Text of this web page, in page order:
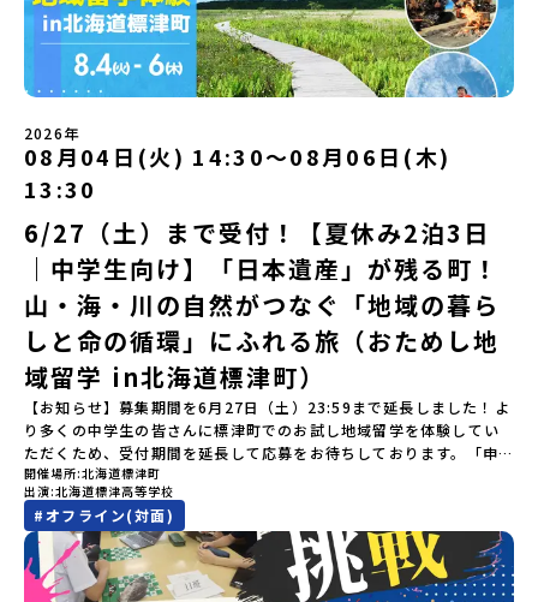
ただいた方の中から抽選の上、締め切り日から1週間を目途に、お申
し込み時に記入いただいたメールアドレス宛に「当選／落選メー
ル」をお送りいたします。当選者は、メールに記載された「当選確
認フォーム」に３日以内に回答いただき、確認フォームの提出をも
にご回答いただけない場合は、当選を取り消しとさせていただきま
す。当選取り消しがあった場合は、繰り上げ当選者へご連絡させて
いただきます。登録メールアドレスの変更をご希望の場合は下記の
地域みらい留学公式LINEよりご連絡をお願いします。※受信制限設
定をしていると、通知メールをお受け取りいただけません。その場
合は、「@miratabi.jp」からのメールを受信できるよう設定をお願
いいたします。※結果に関する個別のお問合せにはお答えしており
ませんので、ご了承ください。・お申し込みについてお申込はお一
人様1回限りです。PC・スマートフォンからお申込ください。申込
後の内容変更はできません。お申込時は、メールアドレスの入力間
違いにご注意ください。・宿泊について１室に複数(同性2～4名程
度)で宿泊いただく予定です。・食事アレルギー対応について個別の
詳細なアレルギー対応希望にはお応えしかねる場合がございます。
対応が必要な場合は必ず事前にご相談ください。・参加取消や急遽
参加できなくなった場合について参加決定後の参加お取り消しはご
遠慮下さい。やむを得ないお取り消しの場合はお早めに事務局まで
ご連絡ください。・キャンセルポリシーやむを得ない参加お取り消
しの場合、以下のルールに沿って対応させていただきます。ご了承
ください。プログラム開催日の前日＜7月17日＞から、【キャンセル
のご連絡日：お支払いいただく旅行代金】・21日目にあたる日以
前：無料・20日目-8日目：20％・7日目-2日目：30％・プログラム
ィ・体験費用・一部の食事代*以下の費用は参加者のご負担となりま
す・集合場所までの往復交通費・お土産代や自由時間の個人飲食費
などの個人的費用【募集人数】最大10名（お申し込み多数の場合は
抽選の上決定）【参加者決定】お申し込み多数の場合は、締め切り
間】申込期間が延長になりました！5月7日(木)12：00 から 6月4日
(木) 12：00まで疑問も不安もワクワクに変える！「おためし地域留
学」ステップアップ説明会プログラムの内容を詳しく知りたい方
や、お申し込みを迷われている方向けにZoomでのオンライン配信
を行います。知りたい情報のレベルに合わせて、以下の2つのステッ
プをご活用ください。【STEP 1】全体オンライン説明会（アーカイ
ブ動画を公開中！）〜まずは「おためし地域留学」を知りたい方
へ〜日本全国20以上の地域から選んで参加できる「おためし地域留
学」の全体像や魅力について、説明会を開催しました。中学生一人
での参加にあたり、保護者様が特に気になる「安全面」や「事務局
のサポート体制」についても詳しく解説しています。ぜひ、ご自宅
からお気軽にご視聴ください。🎬 [アーカイブ動画を視聴す
る]YouTube：https://youtu.be/Yt8nd04aNgA?
si=e5erbspvwz5O8_uF 【STEP 2】大樹町プログラム説明会〜
「大樹町」の内容を具体的に深掘りしたい方へ〜全体説明を聞いた
うえで、「大樹町では具体的に何をするの？」「どんな町なの？」
という疑問にお答えする説明会です。大樹町ならではの豊かな文化
や、2泊3日のプログラムの中身をたっぷりとお伝えします。日
時： 5月13日(水) 19：00〜19：40内 容： 大樹町ってどんなとこ
ろ？プログラム詳細解説、質疑応答お申し込み：https://c-
mirai.jp/events/002112お気軽にどうぞ！「はじめての一人旅だ
にチャレンジ -竹灯籠づくりを創って灯りをともす「みんなで
BBQ」「2日目の振り返り会」＜3日目＞（AM）「3日間の振り返り
ワーク」 -みんなで振り返り対話（PM） 13:00頃 解散（出水駅）
※天候の状況や参加人数によってプログラムを変更する場合がござ
（月）〜 8月5日（水）※参加が確定した方には7月7日(火) 18:30-
20:00に「参加者向け事前オンライン会」をご案内する予定です。必
ず参加をお願いします。【集合場所・時間】出水駅 8月3日(月)
13:30 集合【解散場所・時間】出水駅 8月5日(水) 12:00 解散【対
象】中学生2～3年生【宿泊先】現在調整中※1室に複数名(同性)で宿
泊いただく予定です。【旅行代金】無料※旅行代金に含まれる費用
のうち、以下の内容が無料となります：・宿泊費（2泊分）・プログ
ラム内のアクティビティ・体験費用・一部の食事代*以下の費用は参
加者のご負担となります・集合場所までの往復交通費・お土産代や
自由時間の個人飲食費などの個人的費用【募集人数】最大10名（お
申し込み多数の場合は抽選の上決定）【参加者決定】お申し込み多
数の場合は、締め切り後1週間を目途に当落結果をご連絡いたしま
す。【申し込み受付期間】6月1日(月)12：00 から 6月15日(月)
12：00まで疑問も不安もワクワクに変える！「おためし地域留学」
ステップアップ説明会プログラムの内容を詳しく知りたい方や、お
申し込みを迷われている方向けにZoomでのオンライン配信を行い
ます。知りたい情報のレベルに合わせて、以下の2つのステップをご
活用ください。【STEP 1】全体オンライン説明会（アーカイブ動画
を公開中！）〜まずは「おためし地域留学」を知りたい方へ〜日本
全国20以上の地域から選んで参加できる「おためし地域留学」の全
体像や魅力について、説明会を開催しました。中学生一人での参加
になる。いつか留学してみたい！」そんな中学生のみなさんにおす
すめ！「おためし地域留学体験」は、日本全国約200の高校と連携し
ながら地域の枠を超えて学校生活を送ることができる「地域みらい
留学」をプチ体験できるプログラムです。はじめてでも安心！現地
ではスタッフがしっかりとサポートいたします。今回のフィールド
は「岩手県八幡平市（はちまんたいし）」岩手県八幡平市（はちま
んたいし）は北西部にあり、秋田県との県境にある自然豊かな町で
す。町の約83％は「森林」！標高1,000mを超える山岳地帯や高原
もあり緑が豊かな大自然を感じることができ、新緑、山菜の春、花
の夏、紅葉の秋、スキーや樹氷の冬と四季ごとに美しい景色を見る
ことのできるユニークな町です。「十和田八幡平（とわだはちまん
たい）国立公園」では登山やトレッキング、「安比高原（あっぴこ
うげん）スキー場」は日本国内最大級のスキーリゾートとして有名
で、一年中自然アクティビティを楽しむことができます！そして八
幡平市にある「松川地熱発電所」は、日本で初めて「地球のチカラ
を電気に変えた」場所！八幡平の地下からわき出す蒸気をそのまま
電気に変える「地球・自然にやさしい最先端のエネルギー」を生み
出す挑戦をしてきた町です。今回のプログラムでは、この松川地熱
発電所から吹き出す地熱蒸気を使った「アート体験」をすることが
できます。世界でここだけ！地球のチカラを使った幻想的なグラデ
ーションのアートづくりをぜひ体験してみてください！さらに八幡
平市は自然（山）の恵みを生かした料理がとても美味しい地域で
す。みなさんの地元の味とは違う「岩手の郷土料理」を味わって楽
しんでください🎵今回はこの大自然や文化が魅力的な八幡平市で、
日本全国から集まる中学生や「平舘（たいらだて）高校」の高校生
と一緒にさまざまなアクティビティを体験していただきます。他に
2026年
08月04日(火) 14:30〜08月06日(木)
13:30
6/27（土）まで受付！【夏休み2泊3日
｜中学生向け】「日本遺産」が残る町！
山・海・川の自然がつなぐ「地域の暮ら
しと命の循環」にふれる旅（おためし地
域留学 in北海道標津町）
【お知らせ】募集期間を6月27日（土）23:59まで延長しました！よ
り多くの中学生の皆さんに標津町でのお試し地域留学を体験してい
ただくため、受付期間を延長して応募をお待ちしております。「申
し込みのタイミングを逃してしまった」という方も、この機会にぜ
ひ一歩踏み出してみませんか？※都合により締め切りを早める場合
がございます。お早目にご応募ください！-------奨学金のお知らせ-
------＼返還不要・3年間最大72万／💡北海道の高校留学に【毎月2
万円】の給付型奨学金～夢に向かって一歩踏み出す、あなたの未来
を応援！～ 詳細・条件はこちらから-----------------------------
開催場所 北海道標津町
出演 北海道標津高等学校
#オフライン(対面)